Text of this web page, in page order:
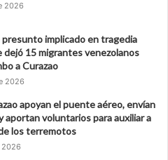
2026
implicado en tragedia
dejó 15 migrantes venezolanos
a Curazao
2026
apoyan el puente aéreo, envían
aportan voluntarios para auxiliar a
los terremotos
2026